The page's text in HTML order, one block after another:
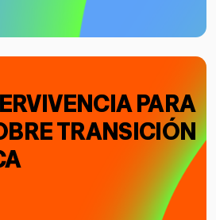
PARA
TRANSICIÓN